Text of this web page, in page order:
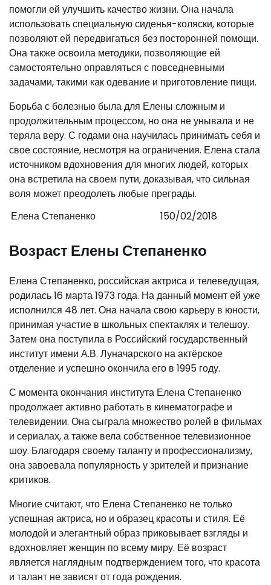
помогли ей улучшить качество жизни. Она начала
использовать специальную сиденья-коляски, которые
позволяют ей передвигаться без посторонней помощи.
Она также освоила методики, позволяющие ей
самостоятельно оправляться с повседневными
задачами, такими как одевание и приготовление пищи.
Борьба с болезнью была для Елены сложным и
продолжительным процессом, но она не унывала и не
теряла веру. С годами она научилась принимать себя и
свое состояние, несмотря на ограничения. Елена стала
источником вдохновения для многих людей, которых
она встретила на своем пути, доказывая, что сильная
воля может преодолеть любые преграды.
Елена Степаненко
150/02/2018
Возраст Елены Степаненко
Елена Степаненко, российская актриса и телеведущая,
родилась 16 марта 1973 года. На данный момент ей уже
исполнился 48 лет. Она начала свою карьеру в юности,
принимая участие в школьных спектаклях и телешоу.
Затем она поступила в Российский государственный
институт имени А.В. Луначарского на актёрское
отделение и успешно окончила его в 1995 году.
С момента окончания института Елена Степаненко
продолжает активно работать в кинематографе и
телевидении. Она сыграла множество ролей в фильмах
и сериалах, а также вела собственное телевизионное
шоу. Благодаря своему таланту и профессионализму,
она завоевала популярность у зрителей и признание
критиков.
Многие считают, что Елена Степаненко не только
успешная актриса, но и образец красоты и стиля. Её
молодой и элегантный образ приковывает взгляды и
вдохновляет женщин по всему миру. Её возраст
является наглядным подтверждением того, что красота
и талант не зависят от года рождения.